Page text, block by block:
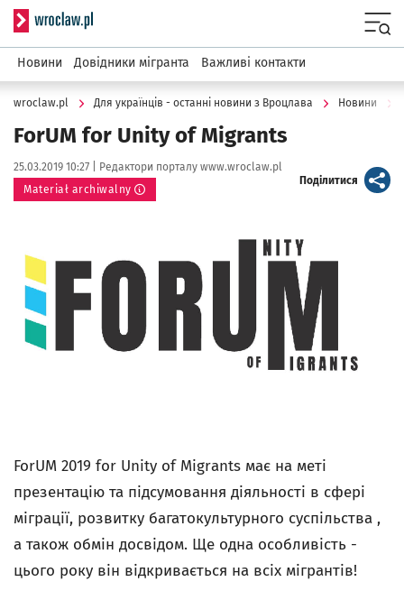
Serwis informacyjny wroclaw.pl
Новини Довідники мігранта Важливі контакти
wroclaw.pl Для українців - останні новини з Вроцлава Новини
ForUM for Unity of Migrants
Data publikacji:
25.03.2019 10:27 | Autor:
Редактори порталу www.wroclaw.pl
Materiał archiwalny
Поділитися artykuł
ForUM 2019 for Unity of Migrаnts має на меті
презентацію та підсумовання діяльності в сфері
міграції, розвитку багатокультурного суспільства ,
а також обмін досвідом. Ще одна особливість -
цього року він відкривається на всіх мігрантів!